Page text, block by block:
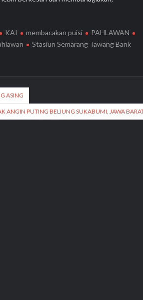
KAI membacakan puisi
PAHLAWAN
Stasiun Semarang Tawang Bank
ASING
ANGIN PUTING BELIUNG SUKABUMI, JAWA